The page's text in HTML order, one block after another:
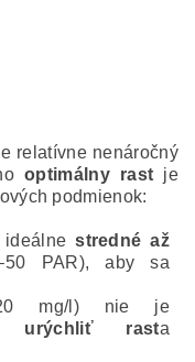
relatívne nenáročný
optimálny rast je
podmienok:
ideálnestredné až
PAR), aby sa
mg/l) nie je
urýchliť rasta